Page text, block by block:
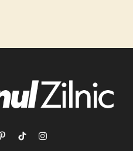
PinterestTikTokInstagram